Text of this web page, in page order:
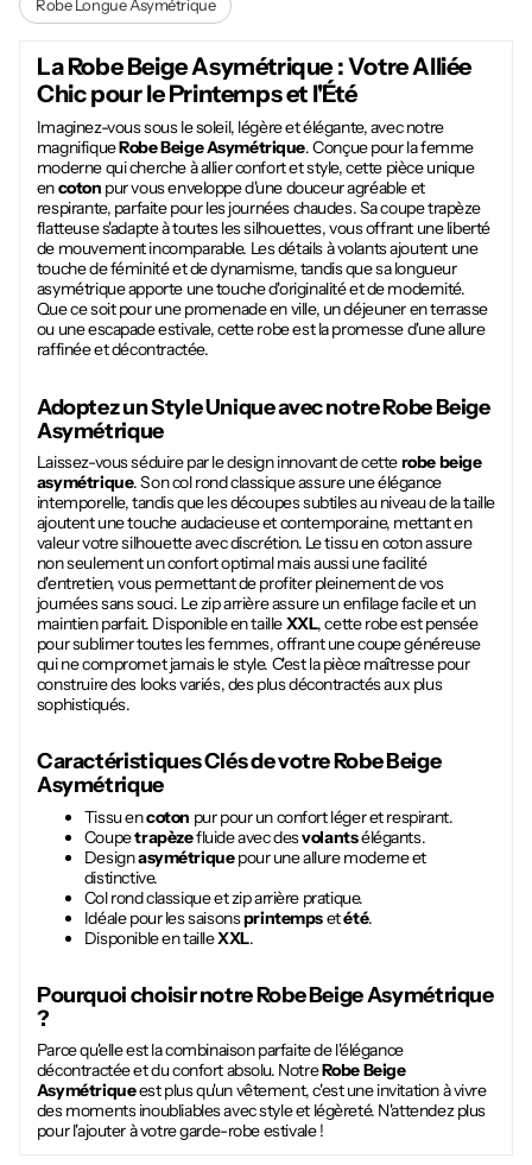
Robe Longue Asymétrique
LaRobe Beige Asymétrique: Votre Alliée
Chic pour le Printemps et l'Été
Imaginez-vous sous le soleil, légère et élégante, avec notre
magnifiqueRobe Beige Asymétrique. Conçue pour la femme
moderne qui cherche à allier confort et style, cette pièce unique
encoton pur vous enveloppe d'une douceur agréable et
respirante, parfaite pour les journées chaudes. Sa coupe trapèze
flatteuse s'adapte à toutes les silhouettes, vous offrant une liberté
de mouvement incomparable. Les détails à volants ajoutent une
touche de féminité et de dynamisme, tandis que sa longueur
asymétrique apporte une touche d'originalité et de modernité.
Que ce soit pour une promenade en ville, un déjeuner en terrasse
ou une escapade estivale, cette robe est la promesse d'une allure
raffinée et décontractée.
Adoptez un Style Unique avec notreRobe Beige
Asymétrique
Laissez-vous séduire par le design innovant de cetterobe beige
asymétrique. Son col rond classique assure une élégance
intemporelle, tandis que les découpes subtiles au niveau de la taille
ajoutent une touche audacieuse et contemporaine, mettant en
valeur votre silhouette avec discrétion. Le tissu en coton assure
non seulement un confort optimal mais aussi une facilité
d'entretien, vous permettant de profiter pleinement de vos
journées sans souci. Le zip arrière assure un enfilage facile et un
maintien parfait. Disponible en tailleXXL, cette robe est pensée
pour sublimer toutes les femmes, offrant une coupe généreuse
qui ne compromet jamais le style. C'est la pièce maîtresse pour
construire des looks variés, des plus décontractés aux plus
sophistiqués.
Caractéristiques Clés de votreRobe Beige
Asymétrique
Tissu encoton pur pour un confort léger et respirant.
Coupetrapèzefluide avec desvolantsélégants.
Designasymétriquepour une allure moderne et
distinctive.
Col rond classique et zip arrière pratique.
Idéale pour les saisonsprintempsetété.
Disponible en tailleXXL.
Pourquoi choisir notreRobe Beige Asymétrique
?
Parce qu'elle est la combinaison parfaite de l'élégance
décontractée et du confort absolu. NotreRobe Beige
Asymétriqueest plus qu'un vêtement, c'est une invitation à vivre
des moments inoubliables avec style et légèreté. N'attendez plus
pour l'ajouter à votre garde-robe estivale !